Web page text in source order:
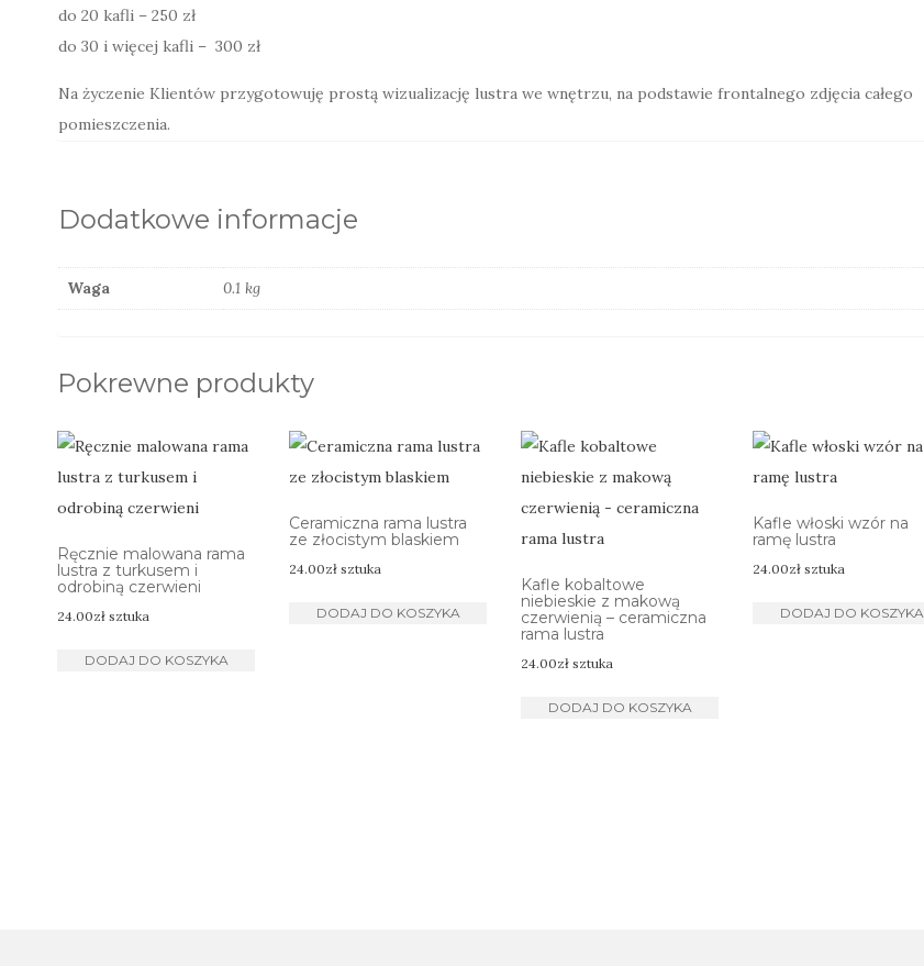
do 20 kafli – 250 zł
do 30 i więcej kafli – 300 zł
Na życzenie Klientów przygotowuję prostą wizualizację lustra we wnętrzu, na podstawie frontalnego zdjęcia całego
pomieszczenia.
Dodatkowe informacje
Waga 0.1 kg
Pokrewne produkty
Ręcznie malowana rama
lustra z turkusem i
odrobiną czerwieni
24.00zł sztuka
DODAJ DO KOSZYKA
Ceramiczna rama lustra
ze złocistym blaskiem
24.00zł sztuka
DODAJ DO KOSZYKA
Kafle kobaltowe
niebieskie z makową
czerwienią – ceramiczna
rama lustra
24.00zł sztuka
DODAJ DO KOSZYKA
Kafle włoski wzór na
ramę lustra
24.00zł sztuka
DODAJ DO KOSZYKA